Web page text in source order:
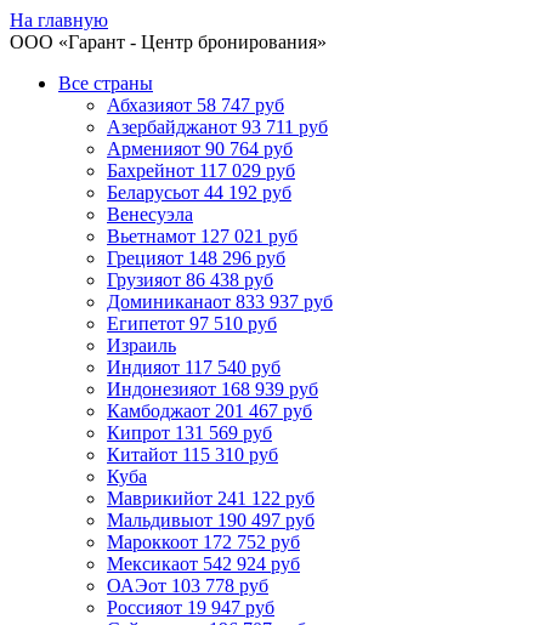
На главную
ООО «Гарант - Центр бронирования»
Все страны
Абхазияот 58 747 руб
Азербайджанот 93 711 руб
Арменияот 90 764 руб
Бахрейнот 117 029 руб
Беларусьот 44 192 руб
Венесуэла
Вьетнамот 127 021 руб
Грецияот 148 296 руб
Грузияот 86 438 руб
Доминиканаот 833 937 руб
Египетот 97 510 руб
Израиль
Индияот 117 540 руб
Индонезияот 168 939 руб
Камбоджаот 201 467 руб
Кипрот 131 569 руб
Китайот 115 310 руб
Куба
Маврикийот 241 122 руб
Мальдивыот 190 497 руб
Мароккоот 172 752 руб
Мексикаот 542 924 руб
ОАЭот 103 778 руб
Россияот 19 947 руб